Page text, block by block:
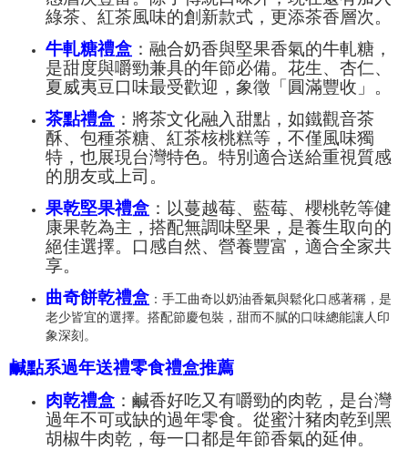
綠茶、紅茶風味的創新款式，更添茶香層次。
牛軋糖禮盒 ：融合奶香與堅果香氣的牛軋糖，
是甜度與嚼勁兼具的年節必備。花生、杏仁、
夏威夷豆口味最受歡迎，象徵「圓滿豐收」。
茶點禮盒 ：將茶文化融入甜點，如鐵觀音茶
酥、包種茶糖、紅茶核桃糕等，不僅風味獨
特，也展現台灣特色。特別適合送給重視質感
的朋友或上司。
果乾堅果禮盒 ：以蔓越莓、藍莓、櫻桃乾等健
康果乾為主，搭配無調味堅果，是養生取向的
絕佳選擇。口感自然、營養豐富，適合全家共
享。
曲奇餅乾禮盒 ：手工曲奇以奶油香氣與鬆化口感著稱，是
老少皆宜的選擇。搭配節慶包裝，甜而不膩的口味總能讓人印
象深刻。
鹹點系過年送禮零食禮盒推薦
肉乾禮盒 ：鹹香好吃又有嚼勁的肉乾，是台灣
過年不可或缺的過年零食。從蜜汁豬肉乾到黑
胡椒牛肉乾，每一口都是年節香氣的延伸。